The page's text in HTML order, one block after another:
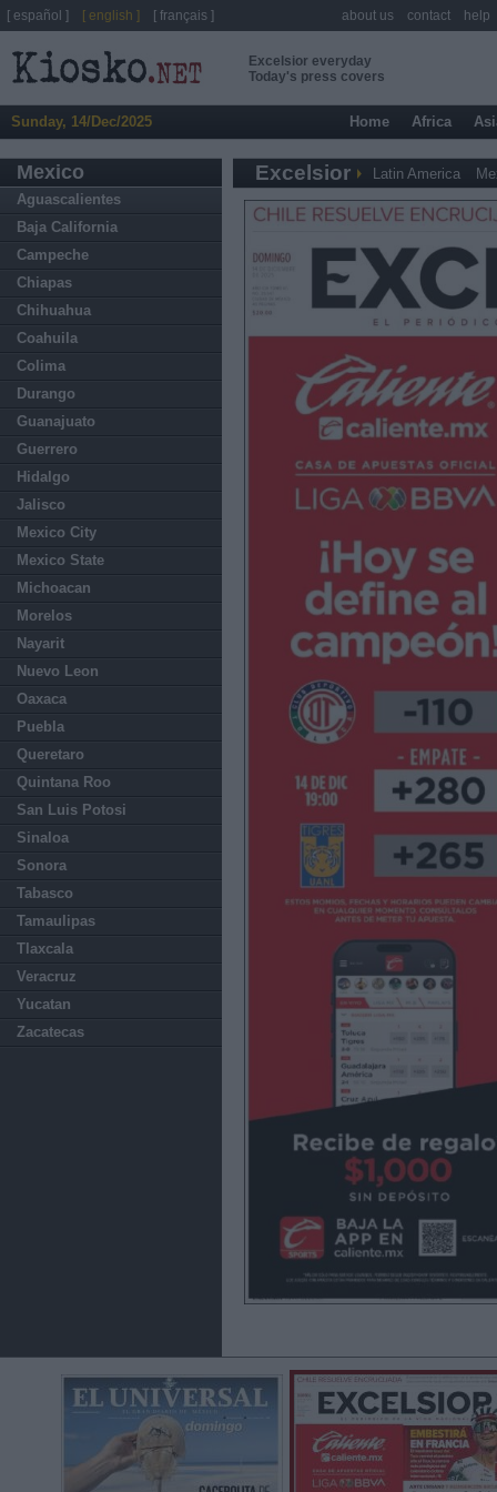
Excelsior everyday
Today's press covers
Sunday, 14/Dec/2025 Home Africa
Mexico
Aguascalientes
Baja California
Campeche
Chiapas
Chihuahua
Coahuila
Colima
Durango
Guanajuato
Guerrero
Hidalgo
Jalisco
Mexico City
Mexico State
Michoacan
Morelos
Nayarit
Nuevo Leon
Oaxaca
Puebla
Queretaro
Quintana Roo
San Luis Potosi
Sinaloa
Sonora
Tabasco
Tamaulipas
Tlaxcala
Veracruz
Yucatan
Zacatecas
Excelsior Latin America
[ español ] [ english ] [ français ] about us contact help